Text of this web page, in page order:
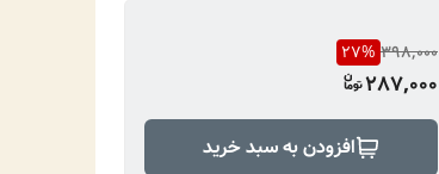
398,000
27%
287,000
افزودن به سبد خرید